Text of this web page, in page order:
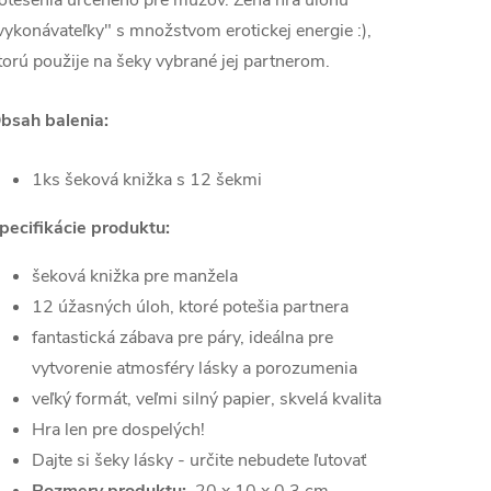
s množstvom erotickej energie :),
použije na šeky vybrané jej partnerom.
balenia:
1ks šeková knižka s 12 šekmi
produktu:
šeková knižka pre manžela
12 úžasných úloh, ktoré potešia partnera
fantastická zábava pre páry, ideálna pre
vytvorenie atmosféry lásky a porozumenia
veľký formát, veľmi silný papier, skvelá kvalita
Hra len pre dospelých!
Dajte si šeky lásky - určite nebudete ľutovať